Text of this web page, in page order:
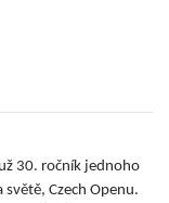
30. ročník jednoho
Czech Openu.